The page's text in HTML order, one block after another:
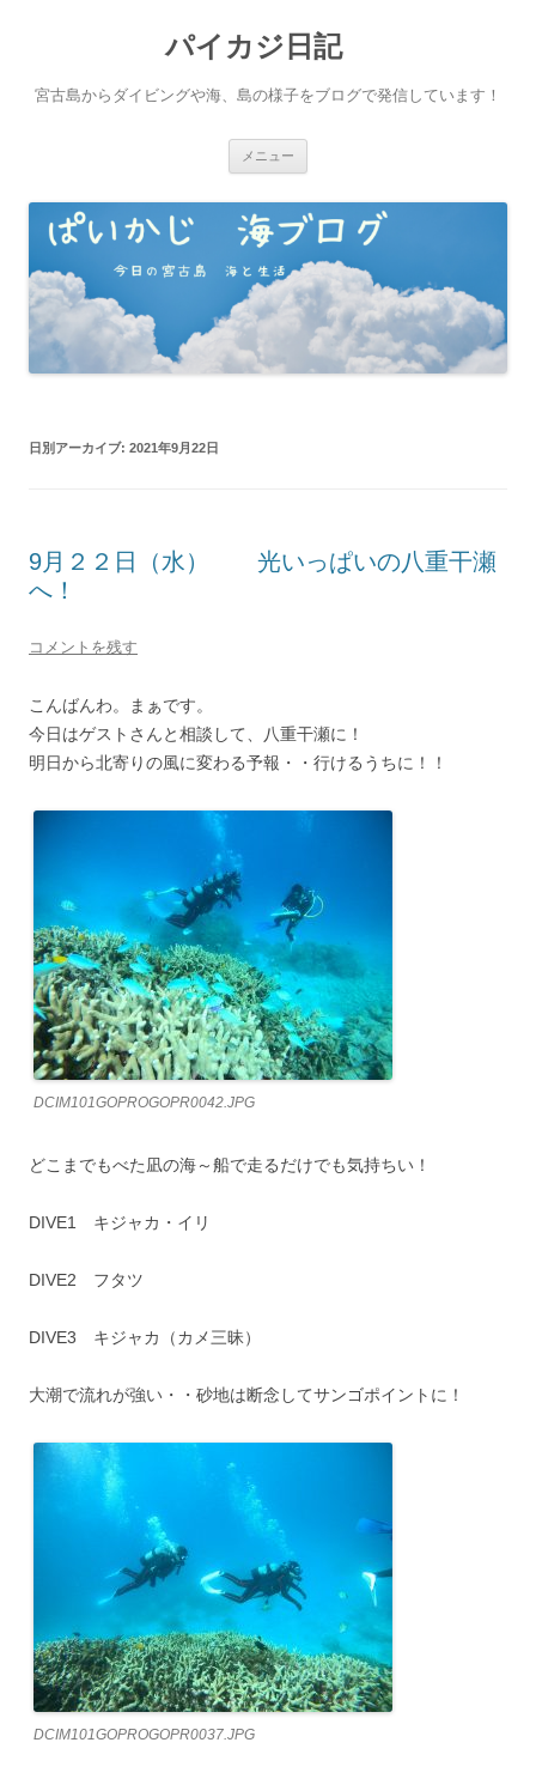
パイカジ日記
宮古島からダイビングや海、島の様子をブログで発信しています！
メニュー
ツ
へ
ス
キ
ッ
プ
日別アーカイブ: 2021年9月22日
9月２２日（水） 光いっぱいの八重干瀬
へ！
コメントを残す
こんばんわ。まぁです。
今日はゲストさんと相談して、八重干瀬に！
明日から北寄りの風に変わる予報・・行けるうちに！！
DCIM101GOPROGOPR0042.JPG
どこまでもべた凪の海～船で走るだけでも気持ちい！
DIVE1 キジャカ・イリ
DIVE2 フタツ
DIVE3 キジャカ（カメ三昧）
大潮で流れが強い・・砂地は断念してサンゴポイントに！
DCIM101GOPROGOPR0037.JPG